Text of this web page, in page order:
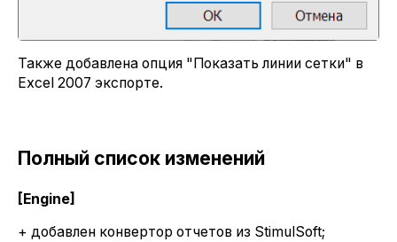
Также добавлена опция "Показать линии сетки" в
Excel 2007 экспорте.
Полный список изменений
[Engine]
+ добавлен конвертор отчетов из StimulSoft;